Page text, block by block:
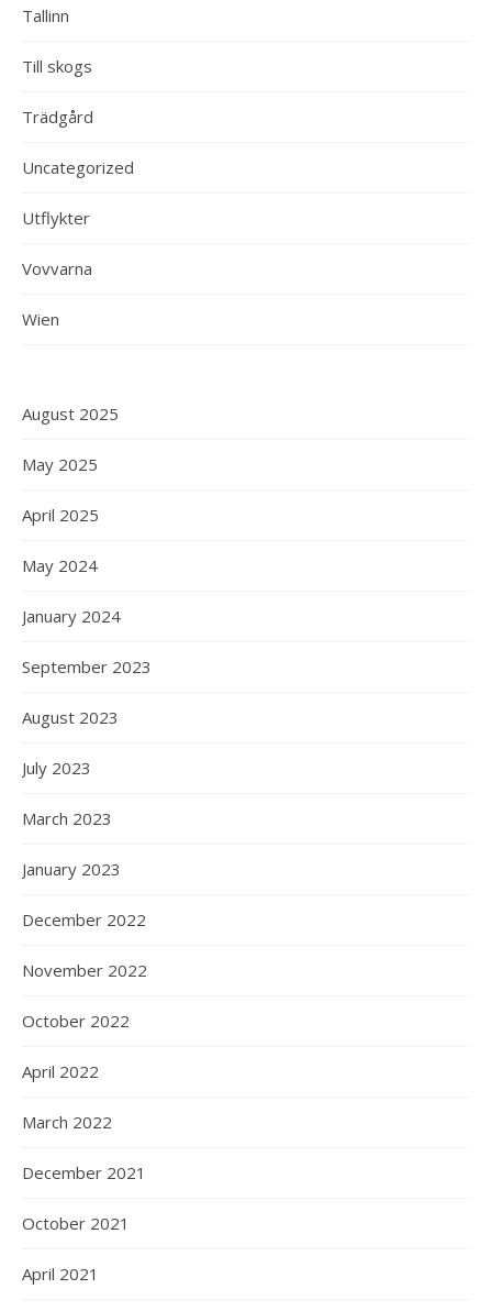
Tallinn
Till skogs
Trädgård
Uncategorized
Utflykter
Vovvarna
Wien
August 2025
May 2025
April 2025
May 2024
January 2024
September 2023
August 2023
July 2023
March 2023
January 2023
December 2022
November 2022
October 2022
April 2022
March 2022
December 2021
October 2021
April 2021